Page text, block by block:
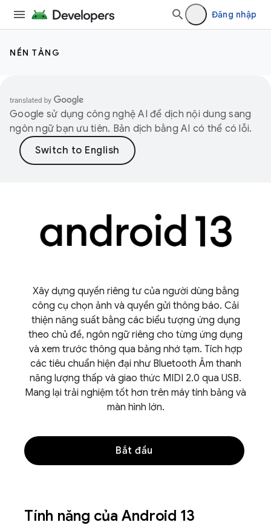
Đăng nhập
NỀN TẢNG
Google sử dụng công nghệ AI để dịch nội dung sang
ngôn ngữ bạn ưu tiên. Bản dịch bằng AI có thể có lỗi.
Xây dựng quyền riêng tư của người dùng bằng
công cụ chọn ảnh và quyền gửi thông báo. Cải
thiện năng suất bằng các biểu tượng ứng dụng
theo chủ đề, ngôn ngữ riêng cho từng ứng dụng
và xem trước thông qua bảng nhớ tạm. Tích hợp
các tiêu chuẩn hiện đại như Bluetooth Âm thanh
năng lượng thấp và giao thức MIDI 2.0 qua USB.
Mang lại trải nghiệm tốt hơn trên máy tính bảng và
màn hình lớn.
Bắt đầu
Tính năng của Android 13